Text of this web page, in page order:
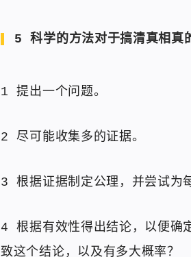
5 科学的方法对于搞清真相真
1 提出一个问题。
2 尽可能收集多的证据。
3 根据证据制定公理，并尝试为
4 根据有效性得出结论，以便确
致这个结论，以及有多大概率？